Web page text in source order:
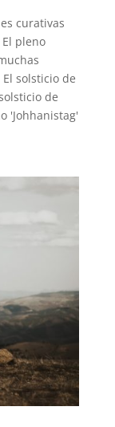
curativas
pleno
solsticio de
de
'Johhanistag'